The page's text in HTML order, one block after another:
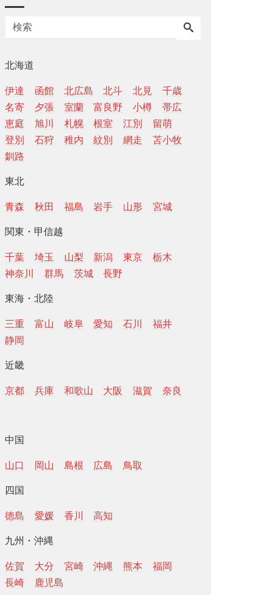
北海道
伊達 函館 北広島 北斗 北見
千歳
名寄
夕張 室蘭 富良野 小樽
帯広
恵庭
旭川 札幌 根室 江別
留萌
登別
石狩 稚内 紋別 網走
苫小牧
釧路
東北
青森 秋田 福島 岩手 山形 宮城
関東・甲信越
千葉 埼玉 山梨 新潟 東京
栃木
神奈川
群馬 茨城 長野
東海・北陸
三重 富山 岐阜 愛知 石川
福井
静岡
近畿
京都 兵庫 和歌山 大阪 滋賀 奈良
中国
山口 岡山 島根 広島 鳥取
四国
徳島 愛媛 香川 高知
九州・沖縄
佐賀 大分 宮崎 沖縄 熊本
福岡
長崎
鹿児島